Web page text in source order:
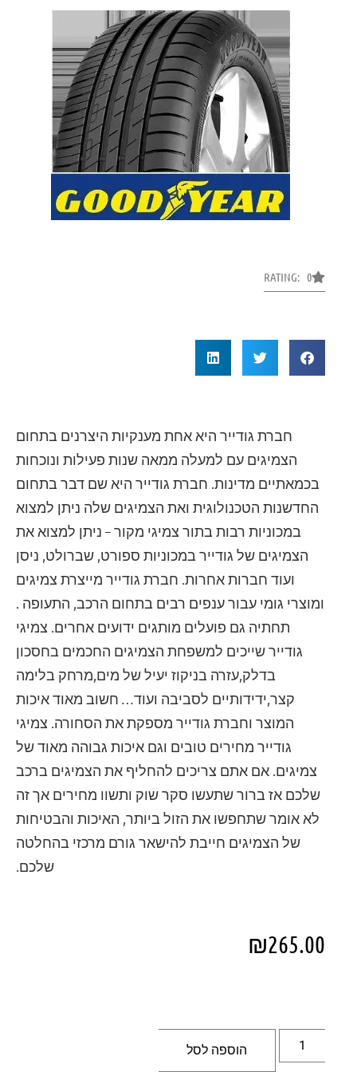
RATING: 0
חברת גודייר היא אחת מענקיות היצרנים בתחום
הצמיגים עם למעלה ממאה שנות פעילות ונוכחות
בכמאתיים מדינות. חברת גודייר היא שם דבר בתחום
החדשנות הטכנולוגית ואת הצמיגים שלה ניתן למצוא
במכוניות רבות בתור צמיגי מקור – ניתן למצוא את
הצמיגים של גודייר במכוניות ספורט, שברולט, ניסן
ועוד חברות אחרות. חברת גודייר מייצרת צמיגים
ומוצרי גומי עבור ענפים רבים בתחום הרכב, התעופה .
תחתיה גם פועלים מותגים ידועים אחרים. צמיגי
גודייר שייכים למשפחת הצמיגים החכמים בחסכון
בדלק,עזרה בניקוז יעיל של מים,מרחק בלימה
קצר,ידידותיים לסביבה ועוד… חשוב מאוד איכות
המוצר וחברת גודייר מספקת את הסחורה. צמיגי
גודייר מחירים טובים וגם איכות גבוהה מאוד של
צמיגים. אם אתם צריכים להחליף את הצמיגים ברכב
שלכם אז ברור שתעשו סקר שוק ותשוו מחירים אך זה
לא אומר שתחפשו את הזול ביותר, האיכות והבטיחות
של הצמיגים חייבת להישאר גורם מרכזי בהחלטה
שלכם.
₪265.00
הוספה לסל